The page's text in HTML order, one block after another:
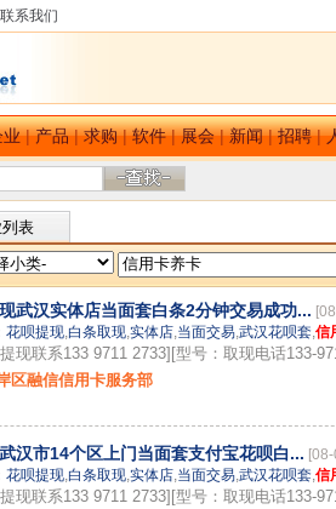
联系我们
业|产品|求购|软件|展会|新闻|招聘|
表
武汉实体店当面套白条2分钟交易成功...
花呗提现,白条取现,实体店,当面交易,武汉花呗套,信
现联系133 9711 2733][型号：取现电话133-
区融信信用卡服务部
汉市14个区上门当面套支付宝花呗白...
花呗提现,白条取现,实体店,当面交易,武汉花呗套,信
现联系133 9711 2733][型号：取现电话133-